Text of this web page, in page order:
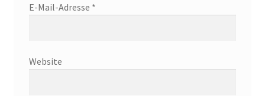
E-Mail-Adresse *
Website